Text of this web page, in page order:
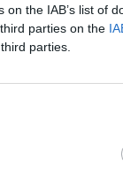
the IAB’s list of
parties on the
parties.
swojej